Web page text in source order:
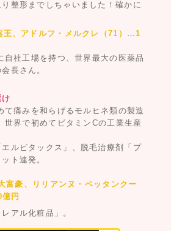
整形までしちゃいました！確かに
、アドルフ・メルクレ（71）…1
自社工場を持つ、世界最大の医薬品
長さん。
て痛みを和らげるモルヒネ類の製造
世界で初めてビタミンCの工業生産
ルビタックス」、脱毛治療剤「プ
ト連発。
豪、リリアンヌ・ベッタンクー
円
アル化粧品」。